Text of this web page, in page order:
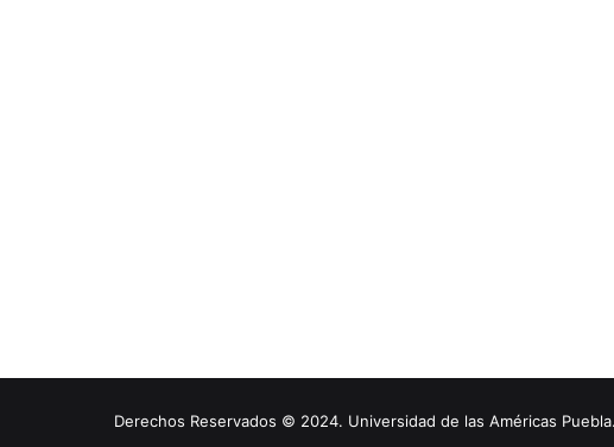
Derechos Reservados © 2024. Universidad de las Américas